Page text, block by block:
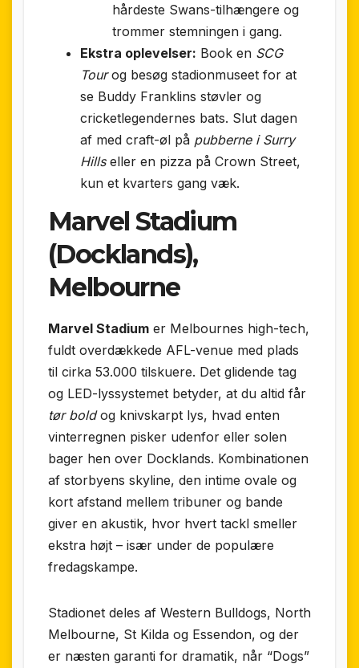
hårdeste Swans-tilhængere og
trommer stemningen i gang.
Ekstra oplevelser: Book en SCG
Tourog besøg stadionmuseet for at
se Buddy Franklins støvler og
cricketlegendernes bats. Slut dagen
af med craft-øl på pubberne i Surry
Hillseller en pizza på Crown Street,
kun et kvarters gang væk.
Marvel Stadium
(Docklands),
Melbourne
Marvel Stadium er Melbournes high-tech,
fuldt overdækkede AFL-venue med plads
til cirka 53.000 tilskuere. Det glidende tag
og LED-lyssystemet betyder, at du altid får
tør boldog knivskarpt lys, hvad enten
vinterregnen pisker udenfor eller solen
bager hen over Docklands. Kombinationen
af storbyens skyline, den intime ovale og
kort afstand mellem tribuner og bande
giver en akustik, hvor hvert tackl smeller
ekstra højt – især under de populære
fredagskampe.
Stadionet deles af Western Bulldogs, North
Melbourne, St Kilda og Essendon, og der
er næsten garanti for dramatik, når “Dogs”